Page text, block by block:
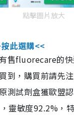
點擊圖片放大
此選購<<
售fluorecare的
到，購買前請先
測試劑盒獲歐盟
靈敏度92.2%，